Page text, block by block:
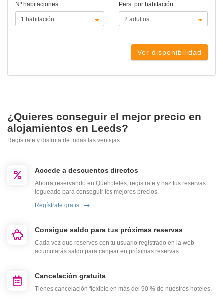
Nº habitaciones Pers. por habitación
Ver disponibilidad
¿Quieres conseguir el mejor precio en
alojamientos en Leeds?
Regístrate y disfruta de todas las ventajas
Accede a descuentos directos
Ahorra reservando en Quehoteles, regístrate y haz tus reservas
logueado para conseguir los mejores precios.
Regístrate gratis
Consigue saldo para tus próximas reservas
Cada vez que reserves con tu usuario registrado en la web
acumularás saldo para canjear en próximas reservas.
Cancelación gratuita
Tienes cancelación flexible en más del 90 % de nuestros hoteles.